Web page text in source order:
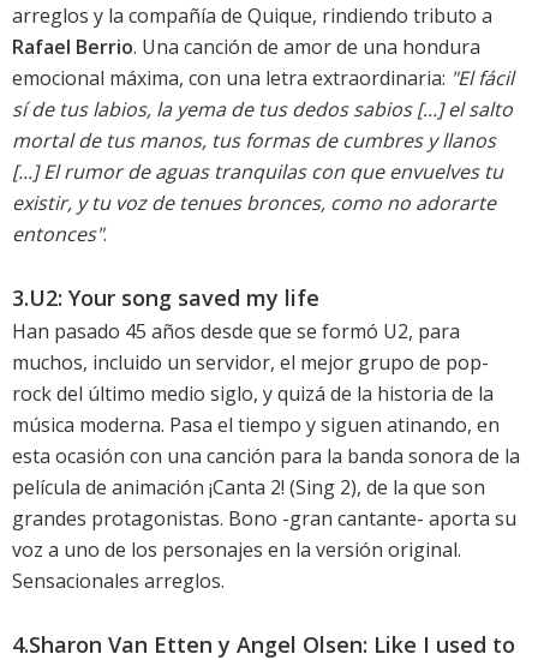
arreglos y la compañía de Quique, rindiendo tributo a
Rafael Berrio. Una canción de amor de una hondura
emocional máxima, con una letra extraordinaria: "El fácil
sí de tus labios, la yema de tus dedos sabios [...] el salto
mortal de tus manos, tus formas de cumbres y llanos
[...] El rumor de aguas tranquilas con que envuelves tu
existir, y tu voz de tenues bronces, como no adorarte
entonces".
3.U2: Your song saved my life
Han pasado 45 años desde que se formó U2, para
muchos, incluido un servidor, el mejor grupo de pop-
rock del último medio siglo, y quizá de la historia de la
música moderna. Pasa el tiempo y siguen atinando, en
esta ocasión con una canción para la banda sonora de la
película de animación ¡Canta 2! (Sing 2), de la que son
grandes protagonistas. Bono -gran cantante- aporta su
voz a uno de los personajes en la versión original.
Sensacionales arreglos.
4.Sharon Van Etten y Angel Olsen: Like I used to